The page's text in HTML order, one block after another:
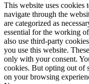
This website uses
navigate through the
are categorized as
essential for the working
also use third-party
you use this website.
only with your consent.
cookies. But opting out of
on your browsing